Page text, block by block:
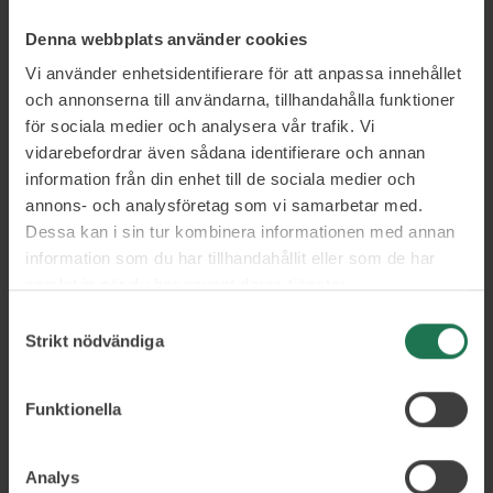
Denna webbplats använder cookies
Vi använder enhetsidentifierare för att anpassa innehållet
och annonserna till användarna, tillhandahålla funktioner
för sociala medier och analysera vår trafik. Vi
vidarebefordrar även sådana identifierare och annan
information från din enhet till de sociala medier och
annons- och analysföretag som vi samarbetar med.
Dessa kan i sin tur kombinera informationen med annan
information som du har tillhandahållit eller som de har
Strikt nödvändiga
Funktionella
Analys
60+ länder och skapade värdefullt
engagemang bland 2 miljoner oberoende
varumärkespartners.
Inom Oriflame byggde Elena upp system
där hon, under sju år, drev HR-
organisationen att gå från ett admin- och
konkret lyfta medarbetarupplevelsen
besparingar och ökad effektvitet.
Elena är en mästare på att skapa